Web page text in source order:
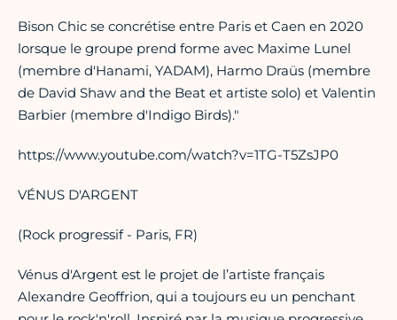
Bison Chic se concrétise entre Paris et Caen en 2020
lorsque le groupe prend forme avec Maxime Lunel
(membre d'Hanami, YADAM), Harmo Draüs (membre
de David Shaw and the Beat et artiste solo) et Valentin
Barbier (membre d'Indigo Birds)."
https://www.youtube.com/watch?v=1TG-T5ZsJP0
VÉNUS D'ARGENT
(Rock progressif - Paris, FR)
Vénus d'Argent est le projet de l’artiste français
Alexandre Geoffrion, qui a toujours eu un penchant